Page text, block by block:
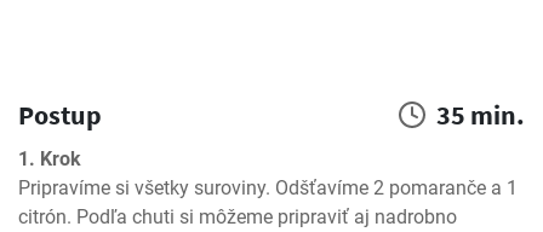
Postup 35 min.
1. Krok
Pripravíme si všetky suroviny. Odšťavíme 2 pomaranče a 1
citrón. Podľa chuti si môžeme pripraviť aj nadrobno